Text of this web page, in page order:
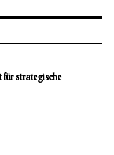
aufbau
für strategische